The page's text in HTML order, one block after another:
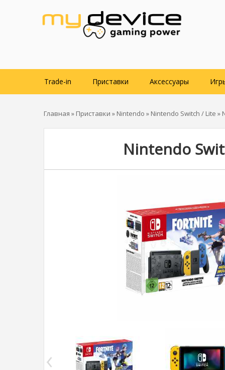
Trade-in Приставки Аксессуары
Главная » Приставки » Nintendo » Nintendo Switch / Lite »
Nintendo